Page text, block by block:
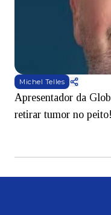
Michel Telles
Apresentador da
retirar tumor no peito!